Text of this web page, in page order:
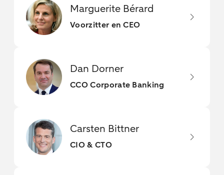
Marguerite Bérard
Voorzitter en CEO
Dan Dorner
CCO Corporate Banking
Carsten Bittner
CIO & CTO